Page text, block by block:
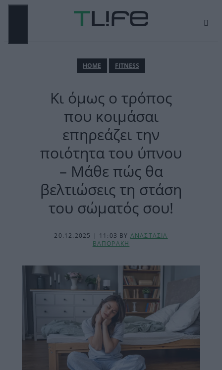
Μετάβαση
ΗΟΜΕ FITNESS
Κι όμως ο τρόπος
που κοιμάσαι
επηρεάζει την
ποιότητα του ύπνου
– Μάθε πώς θα
βελτιώσεις τη στάση
του σώματός σου!
20.12.2025 | 11:03 BY ΑΝΑΣΤΑΣΙΑ
ΒΑΠΟΡΑΚΗ